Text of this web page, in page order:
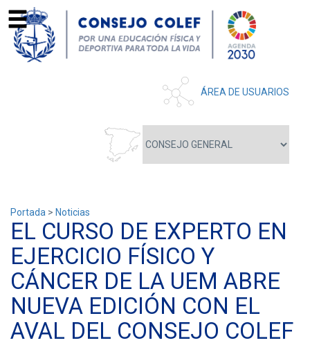
ÁREA DE USUARIOS
Portada > Noticias
EL CURSO DE EXPERTO EN
EJERCICIO FÍSICO Y
CÁNCER DE LA UEM ABRE
NUEVA EDICIÓN CON EL
AVAL DEL CONSEJO COLEF